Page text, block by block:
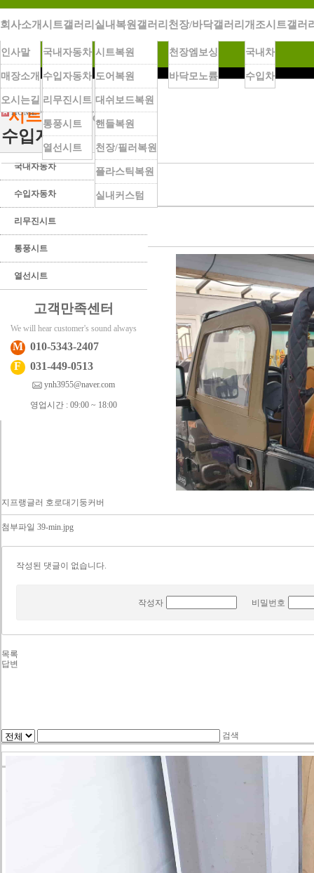
회사소개
인사말
매장소개
오시는길
시트갤러리
국내자동차
수입자동차
리무진시트
통풍시트
열선시트
실내복원갤러리
시트복원
도어복원
대쉬보드복원
핸들복원
천장/필러복원
플라스틱복원
실내커스텀
천장/바닥갤러리
천장엠보싱
바닥모노륨
개조시트갤러
국내차
수입차
다.
시트갤러리Gallery Zone
국내자동차
수입자동차 ◀
리무진시트
통풍시트 ◀
열선시트
고객만족센터
We will hear customer's sound always
M 010-5343-2407
F
031-449-0513
ynh3955@naver.com
영업시간 : 09:00 ~ 18:00
HOME>시트갤러리>수입자동차
수입자동차
지프랭글러 호로대기둥커버
관리자 [2022-12-15 13:01:11]
지프랭글러 호로대기둥커버
첨부파일 39-min.jpg
작성된 댓글이 없습니다.
작성자 비밀번호
목록
답변
검색